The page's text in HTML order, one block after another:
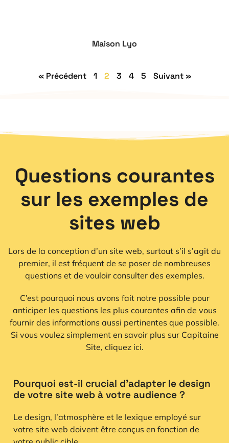
Maison Lyo
« Précédent 1 2 3 4 5 Suivant »
Questions courantes
sur les exemples de
sites web
Lors de la conception d’un site web, surtout s’il s’agit du
premier, il est fréquent de se poser de nombreuses
questions et de vouloir consulter des exemples.
C’est pourquoi nous avons fait notre possible pour
anticiper les questions les plus courantes afin de vous
fournir des informations aussi pertinentes que possible.
Si vous voulez simplement en savoir plus sur Capitaine
Site, cliquez ici.
Pourquoi est-il crucial d'adapter le design
de votre site web à votre audience ?
Le design, l’atmosphère et le lexique employé sur
votre site web doivent être conçus en fonction de